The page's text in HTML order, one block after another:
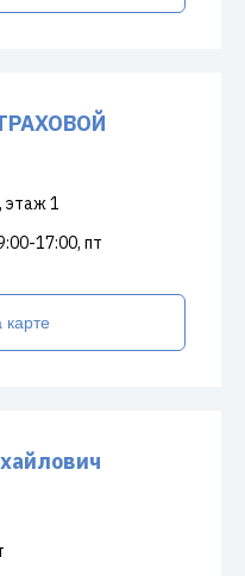
этаж 1
17:00, пт
карте